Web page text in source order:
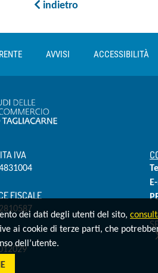
indietro
AVVISI ACCESSIBILITÀ
IVA
FISCALE
dei dati degli utenti del sito,
ai cookie di terze parti, che
dell’utente.